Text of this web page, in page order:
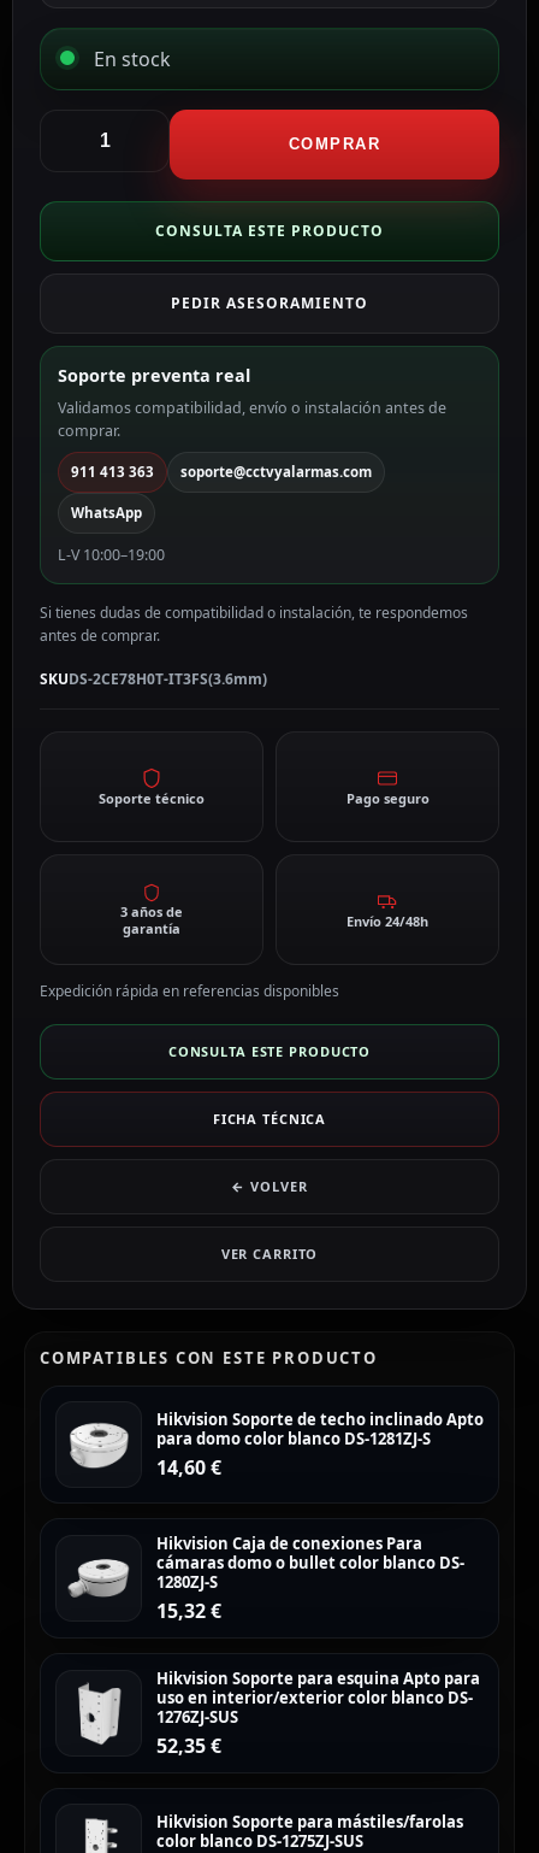
En stock
Cámara
4en1
Value
color
MP,
3.6
mm
DS-
2CE78H0T-
IT3FS(3.6mm)
cantidad
COMPRAR
CONSULTA ESTE PRODUCTO
PEDIR ASESORAMIENTO
Soporte preventa real
Validamos compatibilidad, envío o instalación antes de
comprar.
911 413 363 soporte@cctvyalarmas.com
WhatsApp
L-V 10:00–19:00
Si tienes dudas de compatibilidad o instalación, te respondemos
antes de comprar.
SKUDS-2CE78H0T-IT3FS(3.6mm)
Soporte técnico Pago seguro
3 años de
garantía
Envío 24/48h
Expedición rápida en referencias disponibles
CONSULTA ESTE PRODUCTO
FICHA TÉCNICA
← VOLVER
VER CARRITO
COMPATIBLES CON ESTE PRODUCTO
Hikvision Soporte de techo inclinado Apto
para domo color blanco DS-1281ZJ-S
14,60€
Hikvision Caja de conexiones Para
cámaras domo o bullet color blanco DS-
1280ZJ-S
15,32€
Hikvision Soporte para esquina Apto para
uso en interior/exterior color blanco DS-
1276ZJ-SUS
52,35€
Hikvision Soporte para mástiles/farolas
color blanco DS-1275ZJ-SUS